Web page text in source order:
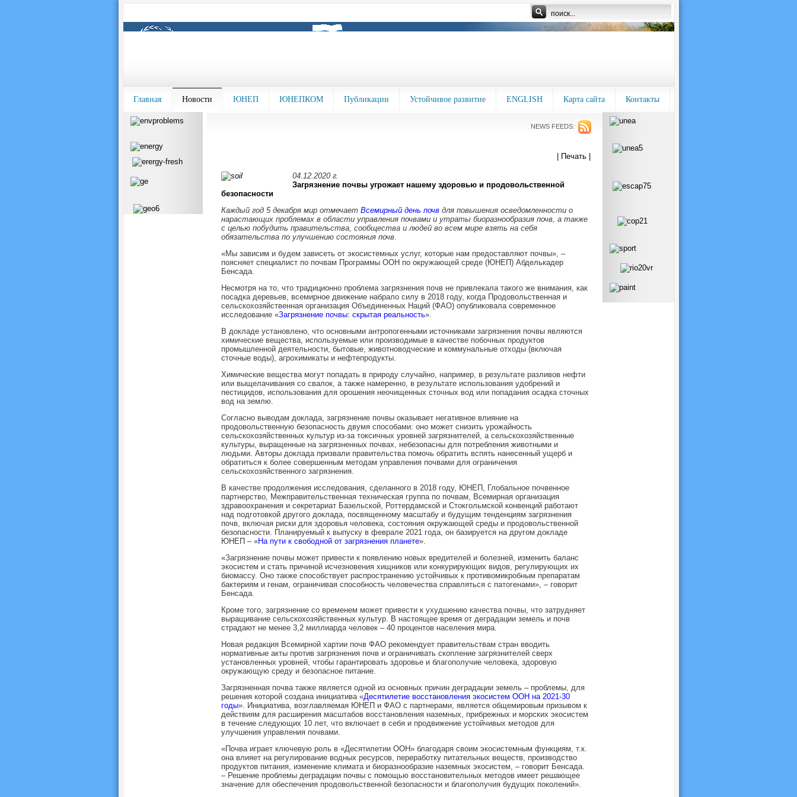
Главная Новости ЮНЕП ЮНЕПКОМ Публикации Устойчивое развитие ENGLISH Карта сайта Контакты
NEWS FEEDS:
| Печать |
04.12.2020 г.
Загрязнение почвы угрожает нашему здоровью и продовольственной
безопасности
Каждый год 5 декабря мир отмечает Всемирный день почвдля повышения осведомленности о
нарастающих проблемах в области управления почвами и утраты биоразнообразия почв, а также
с целью побудить правительства, сообщества и людей во всем мире взять на себя
обязательства по улучшению состояния почв.
«Мы зависим и будем зависеть от экосистемных услуг, которые нам предоставляют почвы», –
поясняет специалист по почвам Программы ООН по окружающей среде (ЮНЕП) Абделькадер
Бенсада.
Несмотря на то, что традиционно проблема загрязнения почв не привлекала такого же внимания, как
посадка деревьев, всемирное движение набрало силу в 2018 году, когда Продовольственная и
сельскохозяйственная организация Объединенных Наций (ФАО) опубликовала современное
исследование «Загрязнение почвы: скрытая реальность».
В докладе установлено, что основными антропогенными источниками загрязнения почвы являются
химические вещества, используемые или производимые в качестве побочных продуктов
промышленной деятельности, бытовые, животноводческие и коммунальные отходы (включая
сточные воды), агрохимикаты и нефтепродукты.
Химические вещества могут попадать в природу случайно, например, в результате разливов нефти
или выщелачивания со свалок, а также намеренно, в результате использования удобрений и
пестицидов, использования для орошения неочищенных сточных вод или попадания осадка сточных
вод на землю.
Согласно выводам доклада, загрязнение почвы оказывает негативное влияние на
продовольственную безопасность двумя способами: оно может снизить урожайность
сельскохозяйственных культур из-за токсичных уровней загрязнителей, а сельскохозяйственные
культуры, выращенные на загрязненных почвах, небезопасны для потребления животными и
людьми. Авторы доклада призвали правительства помочь обратить вспять нанесенный ущерб и
обратиться к более совершенным методам управления почвами для ограничения
сельскохозяйственного загрязнения.
В качестве продолжения исследования, сделанного в 2018 году, ЮНЕП, Глобальное почвенное
партнерство, Межправительственная техническая группа по почвам, Всемирная организация
здравоохранения и секретариат Базельской, Роттердамской и Стокгольмской конвенций работают
над подготовкой другого доклада, посвященному масштабу и будущим тенденциям загрязнения
почв, включая риски для здоровья человека, состояния окружающей среды и продовольственной
безопасности. Планируемый к выпуску в феврале 2021 года, он базируется на другом докладе
ЮНЕП – «На пути к свободной от загрязнения планете».
«Загрязнение почвы может привести к появлению новых вредителей и болезней, изменить баланс
экосистем и стать причиной исчезновения хищников или конкурирующих видов, регулирующих их
биомассу. Оно также способствует распространению устойчивых к противомикробным препаратам
бактериям и генам, ограничивая способность человечества справляться с патогенами», – говорит
Бенсада.
Кроме того, загрязнение со временем может привести к ухудшению качества почвы, что затрудняет
выращивание сельскохозяйственных культур. В настоящее время от деградации земель и почв
страдают не менее 3,2 миллиарда человек – 40 процентов населения мира.
Новая редакция Всемирной хартии почв ФАО рекомендует правительствам стран вводить
нормативные акты против загрязнения почв и ограничивать скопление загрязнителей сверх
установленных уровней, чтобы гарантировать здоровье и благополучие человека, здоровую
окружающую среду и безопасное питание.
Загрязненная почва также является одной из основных причин деградации земель – проблемы, для
решения которой создана инициатива «Десятилетие восстановления экосистем ООН на 2021-30
годы». Инициатива, возглавляемая ЮНЕП и ФАО с партнерами, является общемировым призывом к
действиям для расширения масштабов восстановления наземных, прибрежных и морских экосистем
в течение следующих 10 лет, что включает в себя и продвижение устойчивых методов для
улучшения управления почвами.
«Почва играет ключевую роль в «Десятилетии ООН» благодаря своим экосистемным функциям, т.к.
она влияет на регулирование водных ресурсов, переработку питательных веществ, производство
продуктов питания, изменение климата и биоразнообразие наземных экосистем, – говорит Бенсада.
– Решение проблемы деградации почвы с помощью восстановительных методов имеет решающее
значение для обеспечения продовольственной безопасности и благополучия будущих поколений».